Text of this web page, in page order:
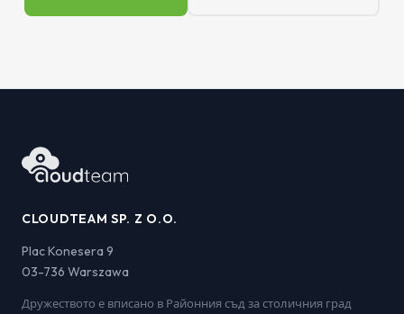
CLOUDTEAM SP. Z O.O.
Plac Konesera 9
03-736 Warszawa
Дружеството е вписано в Районния съд за столичния град